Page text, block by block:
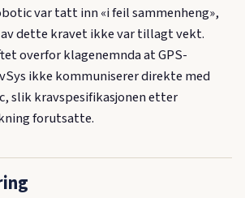
var tatt inn «i feil sammenheng»,
dette kravet ikke var tillagt vekt.
overfor klagenemnda at GPS-
ikke kommuniserer direkte med
slik kravspesifikasjonen etter
forutsatte.